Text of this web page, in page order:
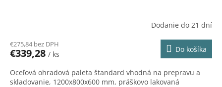
A
R
M
Dodanie do 21 dní
€275,84 bez DPH
€339,28 / ks
Do košíka
Oceľová ohradová paleta štandard vhodná na prepravu a
skladovanie, 1200x800x600 mm, práškovo lakovaná